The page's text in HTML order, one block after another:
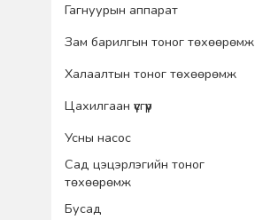
Гагнуурын аппарат
Зам барилгын тоног төхөөрөмж
Халаалтын тоног төхөөрөмж
Цахилгаан үүсгүүр
Усны насос
Сад цэцэрлэгийн тоног
төхөөрөмж
Бусад